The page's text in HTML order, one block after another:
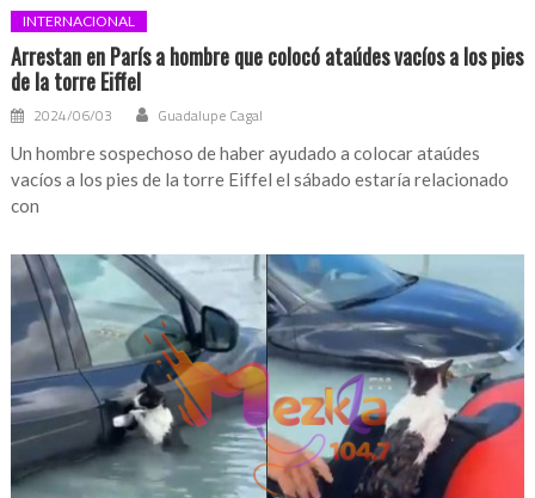
INTERNACIONAL
Arrestan en París a hombre que colocó ataúdes vacíos a los pies
de la torre Eiffel
2024/06/03 Guadalupe Cagal
Un hombre sospechoso de haber ayudado a colocar ataúdes
vacíos a los pies de la torre Eiffel el sábado estaría relacionado
con